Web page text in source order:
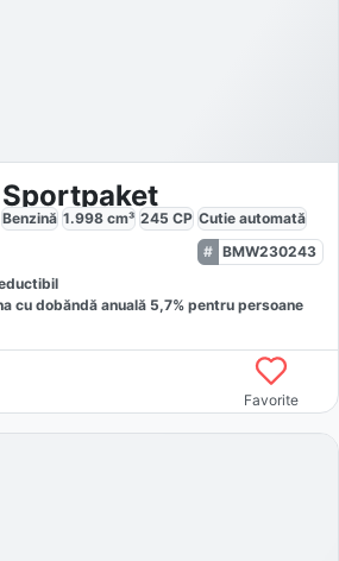
Benzină 1.998 cm³ 245 CP Cutie automată
BMW230243
cu dobăndă anuală 5,7% pentru persoane
Favorite